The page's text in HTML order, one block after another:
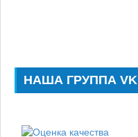
НАША ГРУППА VK